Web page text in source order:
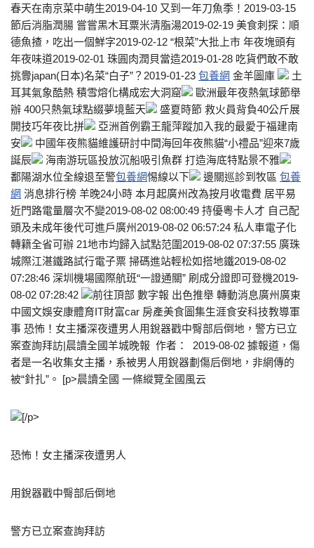
春天在南京菜中萌生2019-04-10 又到一年刀魚季！2019-03-15
節后消脂潤腸 嘗嘗黑木耳粟米清脂湯2019-02-19 美食刺探：順
德魚揸，吃出一個鮮字2019-02-12 “根菜”大批上市 年夜塊頭有
年夜味道2019-02-01 珠圓肉潤貝當造2019-01-28 吃貨們敢不敢
挑釁japan(日本)名菜“白子”？2019-01-23 包養網 金羊圖庫
土
耳其氣象酷熱 積雪熔化構成宏大洞窟
歐洲最年夜熱氣球節舉
辦 400只熱氣球點綴夢境藍天
盛夏時節 救火員背負40公斤展
開技巧年夜比拼
亞洲首例霸王龍萍蹤加入我的最愛于福建南
安
中國年夜熊貓維護研討中間海回年夜熊貓“小禮品”迎來7歲
誕辰
海南游玩區投放沉船吸引魚群 打造海底特點景不雅
鄱陽湖水位全線退至警包養網惕線以下 邊關巡診到牧區 包養
網 消息排行榜 羊晚24小時 本月起廣州改為按月收電費 居平易
近門路電量層次不變2019-08-02 08:00:49 持優粵卡人才 自己配
頭及未成年後代可進戶廣州2019-08-02 06:57:24 私人車電子化
轉籍全省可辦 21地市均歸入試點范圍2019-08-02 07:37:55 廣珠
城際江湛鐵路試行電子票 掃碼進站輕松如搭地鐵2019-08-02
07:28:46 深圳機場國際航班“一證通關” 刷成分證即可登機2019-
08-02 07:28:42
前往頂部 數字報 出色推舉 轉動消息廣州廣東
中國文娛安康體育IT財富car 房產美食圖集生涯食安科技教導軍
事 恐怖！女主播深夜遭男人用銳器戳中臀部后倒地，警方已立
案查詢拜訪|晨讀全國羊城晚報 作者： 2019-08-02 據報道，傷
者是一名收集女主播，系被男人用銳器劃傷后倒地，非網傳的
被“針扎”。 [p>晨讀全國 一條縱覽全國風云
[/p>
恐怖！女主播深夜遭男人
用銳器戳中臀部后倒地
警方已立案查詢拜訪